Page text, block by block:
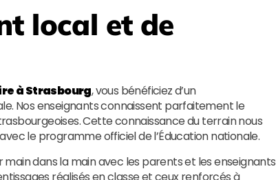
local et de
à Strasbourg, vous bénéficiez d’un
Nos enseignants connaissent parfaitement le
Cette connaissance du terrain nous
le programme officiel de l’Éducation nationale.
main dans la main avec les parents et les enseignants